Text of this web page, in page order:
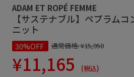
ADAM ET ROPÉ FEMME
【サステナブル】ペプラム
ニット
30%OFF 通常価格:¥15,950
¥11,165 (税込)